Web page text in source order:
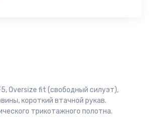
Oversize fit (свободный силуэт),
короткий втачной рукав.
трикотажного полотна.